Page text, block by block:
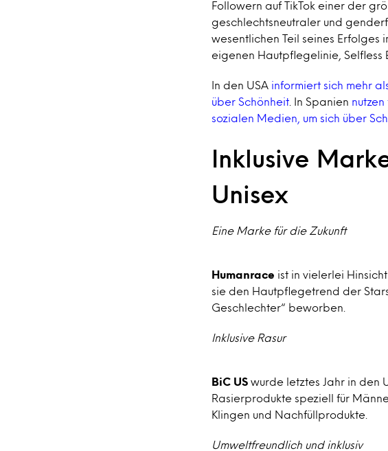
Followern auf TikTok einer der
geschlechtsneutraler und
wesentlichen Teil seines Erfolges
eigenen Hautpflegelinie, Selfless
In den USA informiert sich mehr
über Schönheit . In Spanien nutzen
sozialen Medien, um sich über
Inklusive
Unisex
Eine Marke für die Zukunft
Humanrace ist in vielerlei
sie den Hautpflegetrend der
Geschlechter“ beworben.
Inklusive Rasur
BiC US wurde letztes Jahr in den
Rasierprodukte speziell für
Klingen und Nachfüllprodukte.
Umweltfreundlich und inklusiv